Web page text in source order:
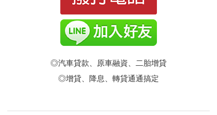
◎汽車貸款、原車融資、二胎增貸
◎增貸、降息、轉貸通通搞定